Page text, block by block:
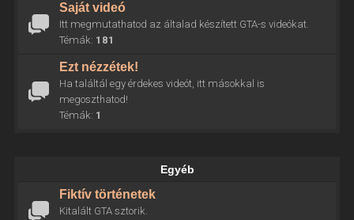
Saját videó
Itt megmutathatod az általad készített GTA-s videókat.
Témák: 181
Ezt nézzétek!
Ha találtál egy érdekes videót, itt másokkal is
megoszthatod!
Témák: 1
Egyéb
Fiktív történetek
Kitalált GTA sztorik.